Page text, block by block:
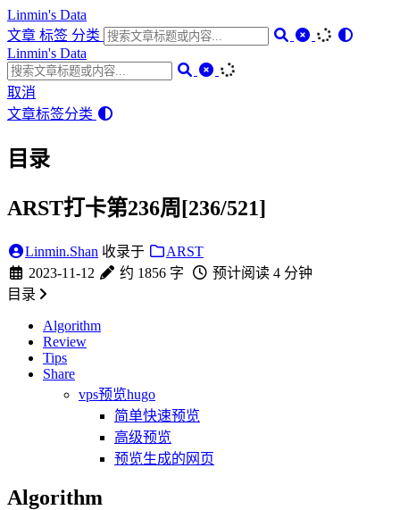
Linmin's Data
文章 标签 分类
Linmin's Data
取消
文章标签分类
目录
ARST打卡第236周[236/521]
Linmin.Shan 收录于
ARST
2023-11-12
约 1856 字
预计阅读 4 分钟
目录
Algorithm
Review
Tips
Share
vps预览hugo
简单快速预览
高级预览
预览生成的网页
Algorithm